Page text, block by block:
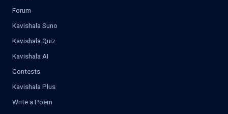
Forum
Kavishala Suno
Kavishala Quiz
Kavishala AI
Contests
Kavishala Plus
Write a Poem